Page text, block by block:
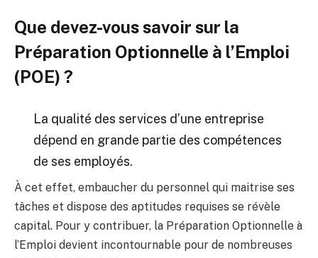
Que devez-vous savoir sur la
Préparation Optionnelle à l’Emploi
(POE) ?
La qualité des services d’une entreprise
dépend en grande partie des compétences
de ses employés.
À cet effet, embaucher du personnel qui maitrise ses
tâches et dispose des aptitudes requises se révèle
capital. Pour y contribuer, la Préparation Optionnelle à
l’Emploi devient incontournable pour de nombreuses